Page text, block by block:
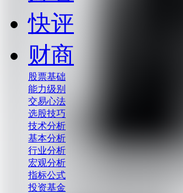
快评
财商
股票基础
能力级别
交易心法
选股技巧
技术分析
基本分析
行业分析
宏观分析
指标公式
投资基金